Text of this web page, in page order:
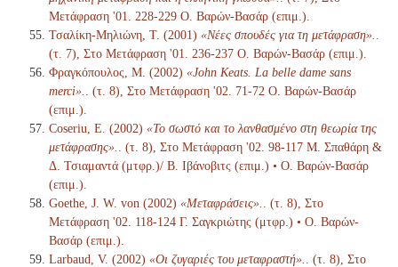
Μετάφραση '01. 228-229 Ο. Βαρών-Βασάρ (επιμ.).
Τσαλίκη-Μηλιώνη, Τ. (2001) «Νέες σπουδές για τη μετάφραση».
(τ. 7), Στο Μετάφραση '01. 236-237 Ο. Βαρών-Βασάρ (επιμ.).
Φραγκόπουλος, Μ. (2002) «John Keats. La belle dame sans
merci».
. (τ. 8), Στο Μετάφραση '02. 71-72 Ο. Βαρών-Βασάρ
(επιμ.).
Coseriu, E. (2002) «Το σωστό και το λανθασμένο στη θεωρία της
μετάφρασης».
. (τ. 8), Στο Μετάφραση '02. 98-117 Μ. Σπαθάρη &
Δ. Τσιαμαντά (μτφρ.)/ Β. Ιβάνοβιτς (επιμ.) • Ο. Βαρών-Βασάρ
(επιμ.).
Goethe, J. W. von (2002) «Μεταφράσεις».
. (τ. 8), Στο
Μετάφραση '02. 118-124 Γ. Σαγκριώτης (μτφρ.) • Ο. Βαρών-
Βασάρ (επιμ.).
Larbaud, V. (2002) «Οι ζυγαριές του μεταφραστή».
. (τ. 8), Στο